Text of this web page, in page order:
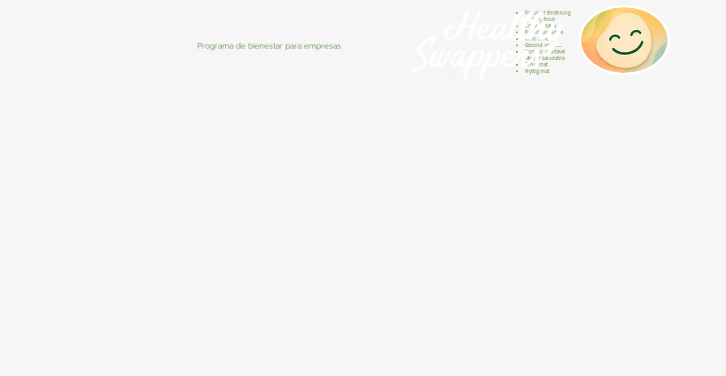
Programa de bienestar para empresas
Gesunde Ernährung
Healthy food
Comida sana
Nourriture saine
Cibo sano
Gezond voedsel
Comida saudável
Menjar saludable
Sunn mat
Nyttig mat